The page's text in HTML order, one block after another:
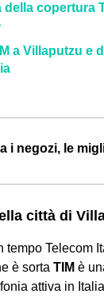
della copertura
a Villaputzu e
i negozi, le
città di
tempo Telecom
è sorta TIM è
attiva in